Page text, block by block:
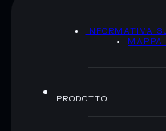
INFORMATIVA
MAPPA
PRODOTTO